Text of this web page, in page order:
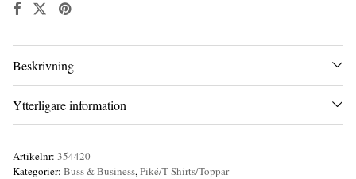
Beskrivning
Ytterligare information
Artikelnr: 354420
Kategorier: Buss & Business,Piké/T-Shirts/Toppar